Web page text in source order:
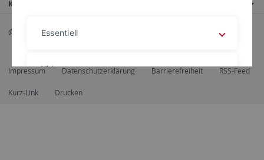
Kontaktinfo
© 2026 Eberhard Karls Universität Tübingen, Tübingen
Impressum Datenschutzerklärung Barrierefreiheit RSS-Feed
Kurz-Link Drucken
Essentiell
Videos